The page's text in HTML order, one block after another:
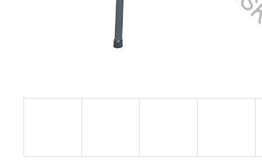
FLEX SAM-C 32 AS/NL CLIP-ADAPTÉR
FLEX CLIP-ADAPTÉR SAM-C 32 AS/NL